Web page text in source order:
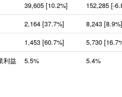
39,605 [10.2%] 152,285 [-
2,164 [37.7%] 8,243 [8.9%]
1,453 [60.7%] 5,730
利益
5.5% 5.4%